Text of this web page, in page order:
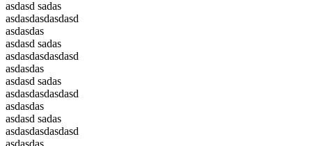
asdasd sadas
asdasdasdasdasd
asdasdas
asdasd sadas
asdasdasdasdasd
asdasdas
asdasd sadas
asdasdasdasdasd
asdasdas
asdasd sadas
asdasdasdasdasd
asdasdas